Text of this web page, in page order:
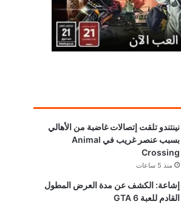
نينتندو تلقت إتصالات غاضبة من الأهالي
بسبب عنصر غريب في Animal
Crossing
منذ 5 ساعات
إشاعة: الكشف عن مدة العرض المطول
القادم للعبة GTA 6